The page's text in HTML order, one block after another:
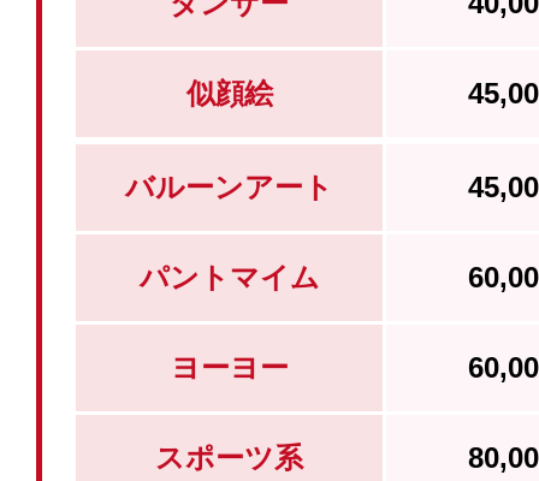
似顔絵
バルーンアート
パントマイム
ヨーヨー
スポーツ系